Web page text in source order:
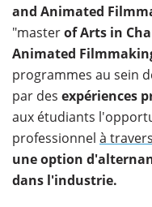
and Animated
"masterof Arts in
Animated
programmes au sein
par des expériences
aux étudiants
professionnel à
une option
dans l'industrie.